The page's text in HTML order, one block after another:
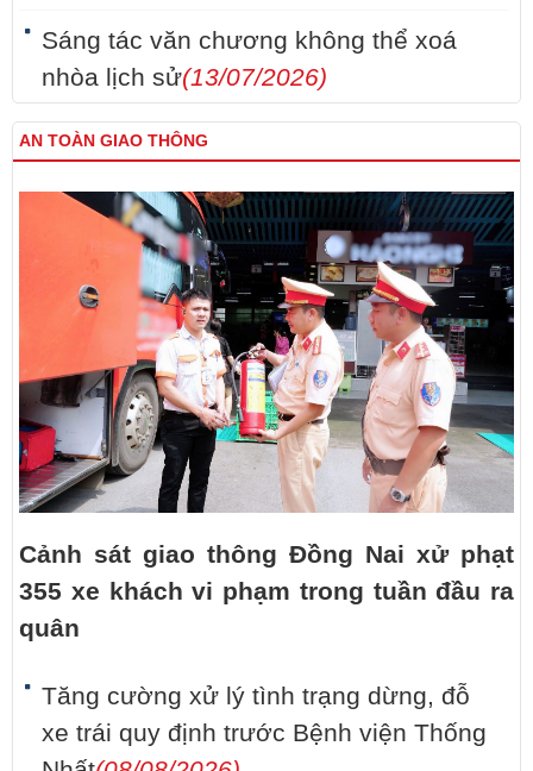
Sáng tác văn chương không thể xoá
nhòa lịch sử(13/07/2026)
AN TOÀN GIAO THÔNG
Cảnh sát giao thông Đồng Nai xử phạt
355 xe khách vi phạm trong tuần đầu ra
quân
Tăng cường xử lý tình trạng dừng, đỗ
xe trái quy định trước Bệnh viện Thống